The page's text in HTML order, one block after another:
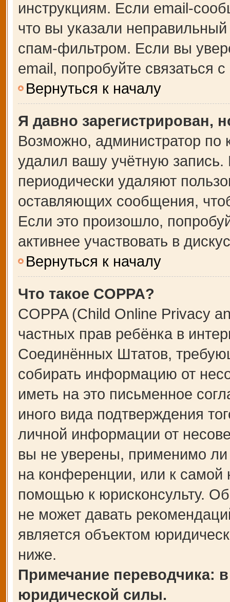
инструкциям. Если email-
что вы указали
спам-фильтром. Если вы
email, попробуйте связаться
Вернуться к началу
Я давно зарегистрирован,
Возможно, администратор по
удалил вашу учётную
периодически удаляют
оставляющих сообщения,
Если это произошло,
активнее участвовать в
Вернуться к началу
Что такое COPPA?
COPPA (Child Online Privacy
частных прав ребёнка в
Соединённых Штатов,
собирать информацию от
иметь на это письменное
иного вида подтверждения
личной информации от
вы не уверены, применимо ли
на конференции, или к самой
помощью к юрисконсульту.
не может давать
является объектом
ниже.
Примечание переводчика:
юридической силы.